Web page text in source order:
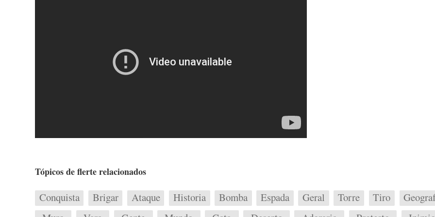
Tópicos de flerte relacionados
Conquista Brigar Ataque Historia Bomba Espada Geral Torre Tiro